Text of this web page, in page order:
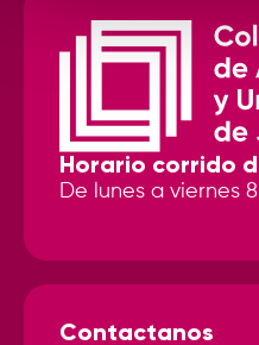
Horario corrido
De lunes a viernes
Contactanos